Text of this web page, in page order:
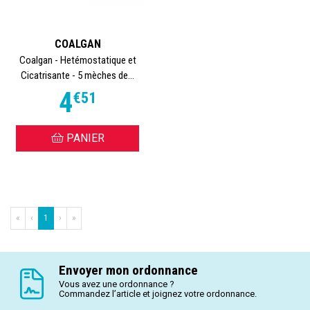
COALGAN
Coalgan - Hetémostatique et
Cicatrisante - 5 mèches de...
4€51
PANIER
« ‹ 1 › »
Envoyer mon ordonnance
Vous avez une ordonnance ?
Commandez l’article et joignez votre ordonnance.